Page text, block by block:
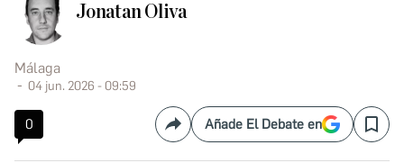
Jonatan Oliva
Málaga
04 jun. 2026 - 09:59
0 CompartirAñade El Debate en Save